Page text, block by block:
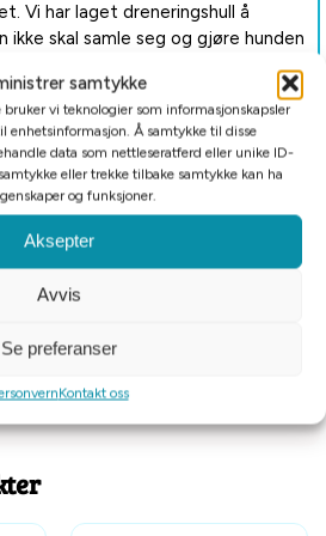
samtykke
bruker vi teknologier som informasjonskapsler
enhetsinformasjon. Å samtykke til disse
data som nettleseratferd eller unike ID-
eller trekke tilbake samtykke kan ha
og funksjoner.
Aksepter
Avvis
Se preferanser
Kontakt oss
Vi har laget dreneringshull å
skal samle seg og gjøre hunden
på mørke og overskyede
enkelt pakkes ned og lages i